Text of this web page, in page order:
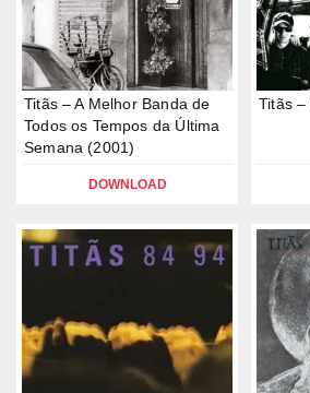
Titãs – A Melhor Banda de
Todos os Tempos da Última
Semana (2001)
DOWNLOAD
Titãs –